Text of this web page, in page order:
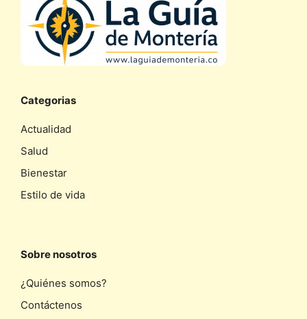
Categorias
Actualidad
Salud
Bienestar
Estilo de vida
Sobre nosotros
¿Quiénes somos?
Contáctenos